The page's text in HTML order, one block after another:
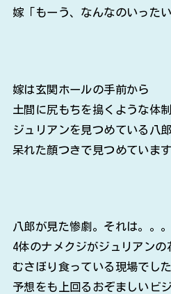
嫁「もーう、なんなのいったい
嫁は玄関ホールの手前から
土間に尻もちを搗くような体
ジュリアンを見つめている八
呆れた顔つきで見つめています
八郎が見た惨劇。それは。。。
4体のナメクジがジュリアンの
むさぼり食っている現場でした
予想をも上回るおぞましいビ